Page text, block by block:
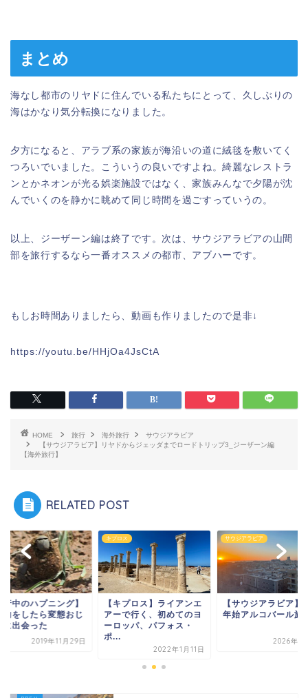
まとめ
海なし都市のリヤドに住んでいる私たちにとって、久しぶりの
海はかなり気分転換になりました。
夕方になると、アラブ系の家族が海沿いの道に絨毯を敷いてく
つろいでいました。こういうの良いですよね。綺麗なレストラ
ンとかネオンが光る娯楽施設ではなく、家族みんなで夕陽が沈
んでいくのを静かに眺めて同じ時間を過ごすっていうの。
以上、ジーザーン編は終了です。次は、サウジアラビアの山間
部を旅行するなら一番オススメの都市、アブハーです。
もしお時間ありましたら、動画も作りましたので是非↓
https://youtu.be/HHjOa4JsCtA
HOME 旅行 海外旅行
サウジアラビア
【サウジアラビア】リヤドからジェッダまでロードトリップ3_ジーザーン編
【海外旅行】
RELATED POST
行中のハプニング】
内をしたら変態おじ
に出会った
2019年11月29日
キプロス
【キプロス】ライアンエ
アーで行く、初めてのヨ
ーロッパ、パフォス・
ポ...
2022年1月11日
サウジアラビア
【サウジアラビア】
年始アルコバール旅
2026年1